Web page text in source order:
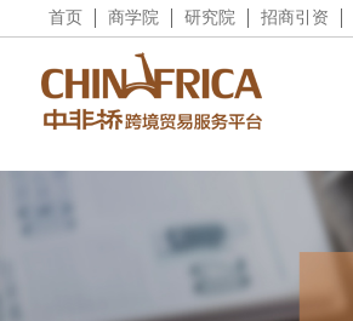
首页 商学院 研究院 招商引资